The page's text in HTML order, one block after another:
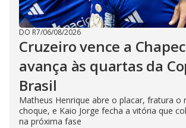
DO R7/06/08/2026
Cruzeiro vence a
avança às quartas da
Brasil
Matheus Henrique abre o placar, fratura o
choque, e Kaio Jorge fecha a vitória que
na próxima fase